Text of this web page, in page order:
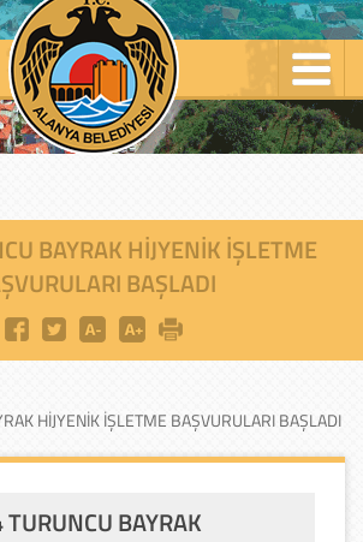
BAYRAK HIJYENIK İŞLETME
BAŞLADI
HIJYENIK İŞLETME BAŞVURULARI BAŞLADI
BAYRAK